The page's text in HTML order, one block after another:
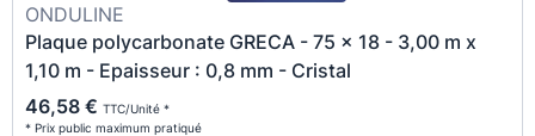
ONDULINE
Plaque polycarbonate GRECA - 75 x 18 - 3,00 m x
1,10 m - Epaisseur : 0,8 mm - Cristal
46,58 € TTC/Unité *
* Prix public maximum pratiqué